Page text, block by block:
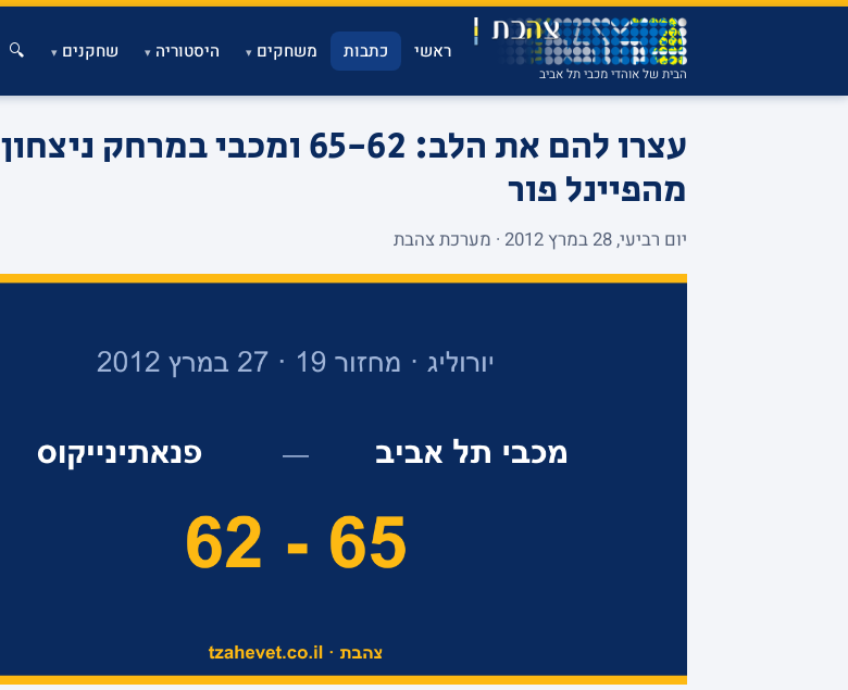
הבית של אוהדי מכבי תל אביב
ראשי כתבות משחקים▾ היסטוריה▾ שחקנים▾
🔍
עצרו להם את הלב: 65-62 ומכבי במרחק ניצחון
מהפיינל פור
יום רביעי, 28 במרץ 2012 · מערכת צהבת